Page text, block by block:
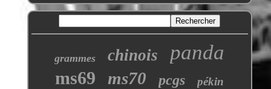
grammes chinois panda
ms69 ms70 pcgs pékin